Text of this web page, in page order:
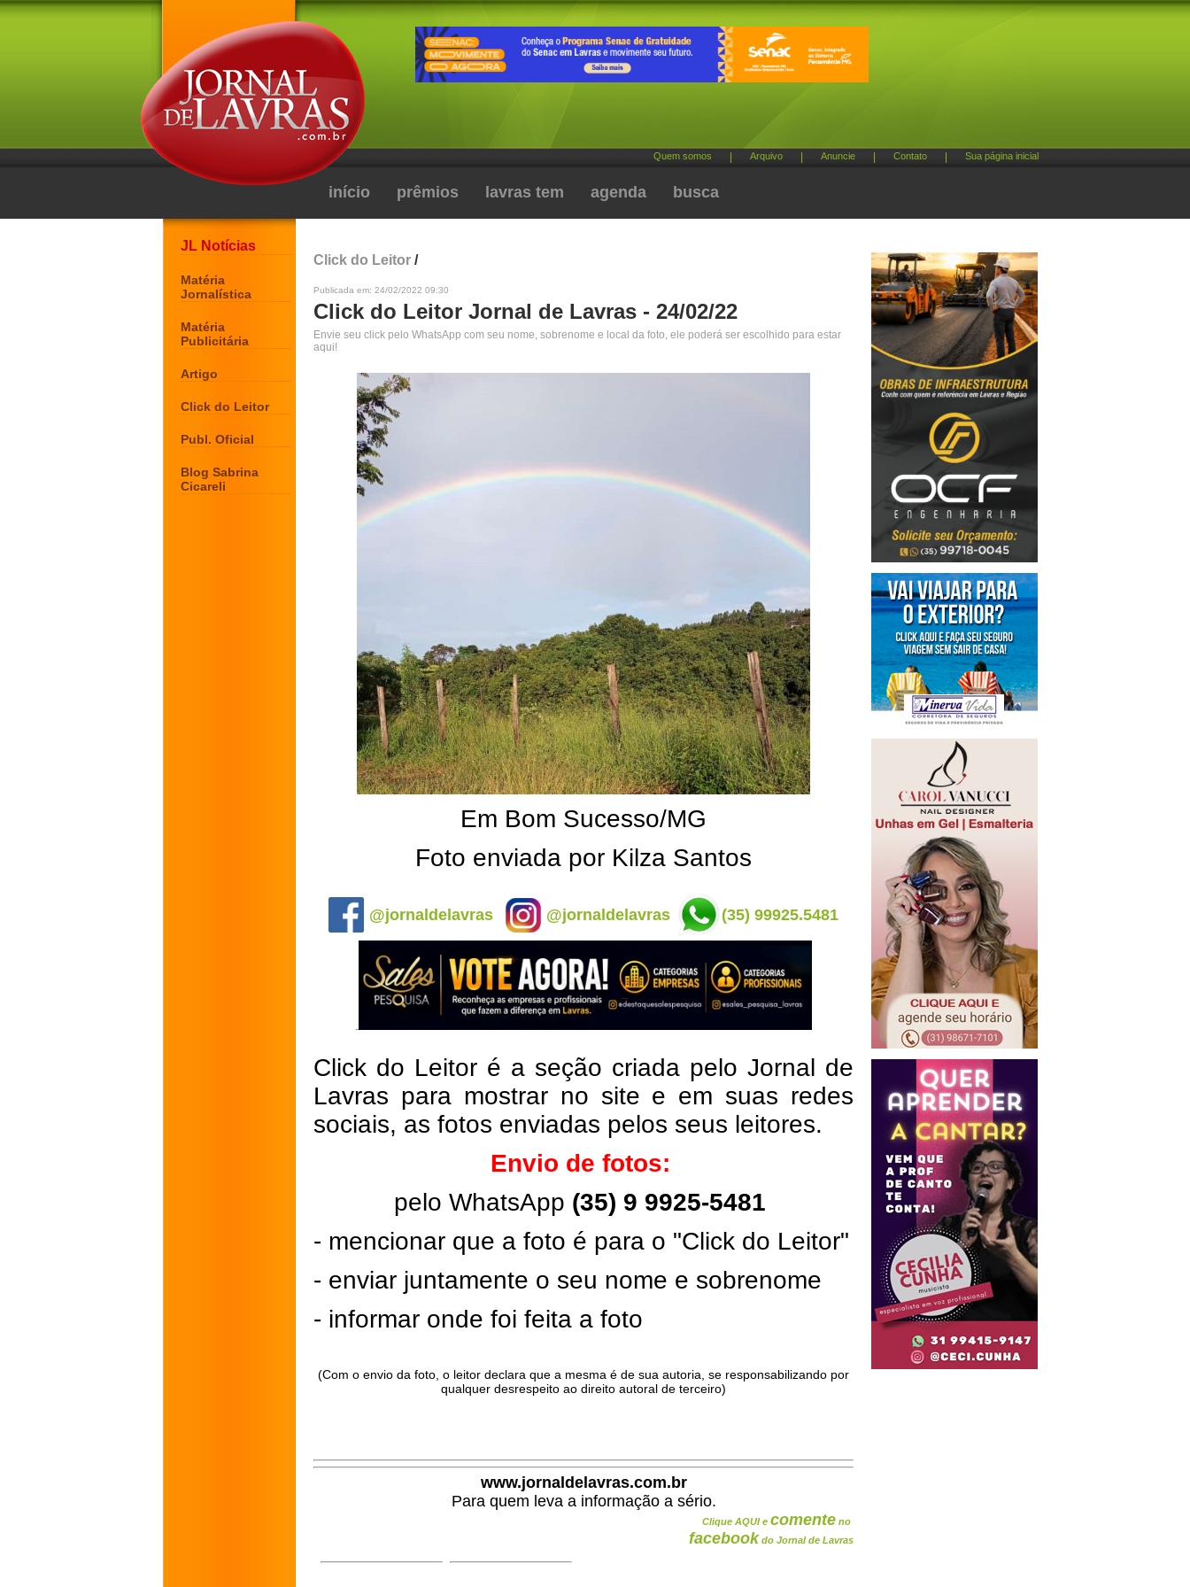
Quem somos Arquivo Anuncie Contato Sua página inicial
início prêmios lavras tem agenda busca
JL Notícias
Matéria
Jornalística
Matéria
Publicitária
Artigo
Click do Leitor
Publ. Oficial
Blog Sabrina
Cicareli
Click do Leitor /
Publicada em: 24/02/2022 09:30
Click do Leitor Jornal de Lavras - 24/02/22
Envie seu click pelo WhatsApp com seu nome, sobrenome e local da foto, ele poderá ser escolhido para estar
aqui!
Em Bom Sucesso/MG
Foto enviada por Kilza Santos
@jornaldelavras @jornaldelavras (35) 99925.5481
Click do Leitor é a seção criada pelo Jornal de
Lavras para mostrar no site e em suas redes
sociais, as fotos enviadas pelos seus leitores.
Envio de fotos:
pelo WhatsApp (35) 9 9925-5481
- mencionar que a foto é para o "Click do Leitor"
- enviar juntamente o seu nome e sobrenome
- informar onde foi feita a foto
(Com o envio da foto, o leitor declara que a mesma é de sua autoria, se responsabilizando por
qualquer desrespeito ao direito autoral de terceiro)
www.jornaldelavras.com.br
Para quem leva a informação a sério.
Clique AQUI e comente no
facebook do Jornal de Lavras